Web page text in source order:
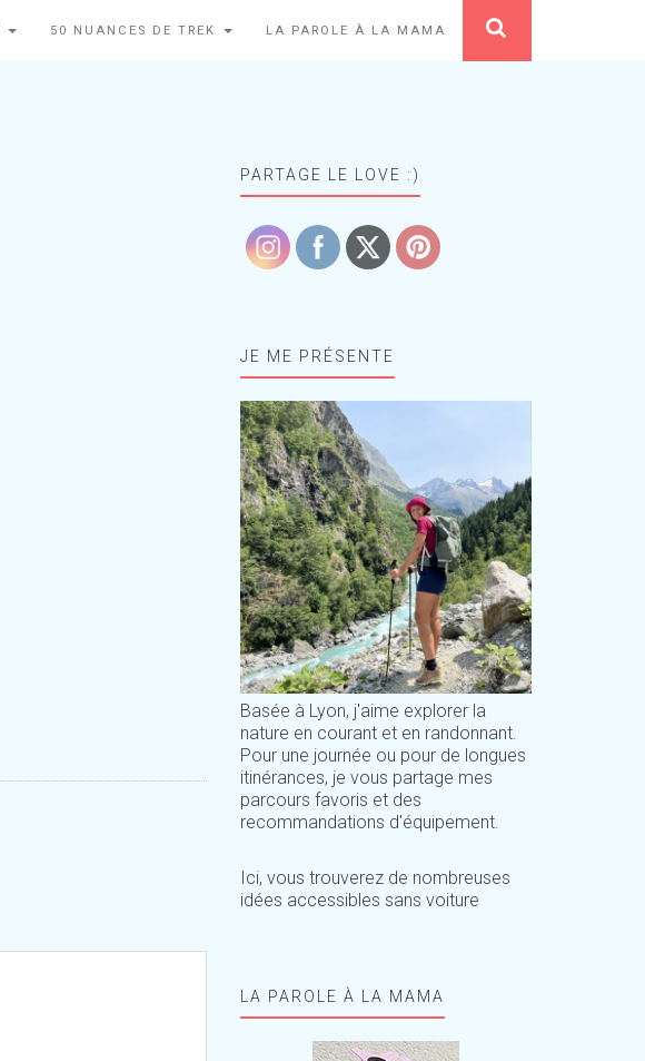
50 NUANCES DE TREK LA PAROLE À LA MAMA
PARTAGE LE LOVE :)
JE ME PRÉSENTE
Basée à Lyon, j'aime explorer la
nature en courant et en randonnant.
Pour une journée ou pour de longues
itinérances, je vous partage mes
parcours favoris et des
recommandations d'équipement.
Ici, vous trouverez de nombreuses
idées accessibles sans voiture
LA PAROLE À LA MAMA